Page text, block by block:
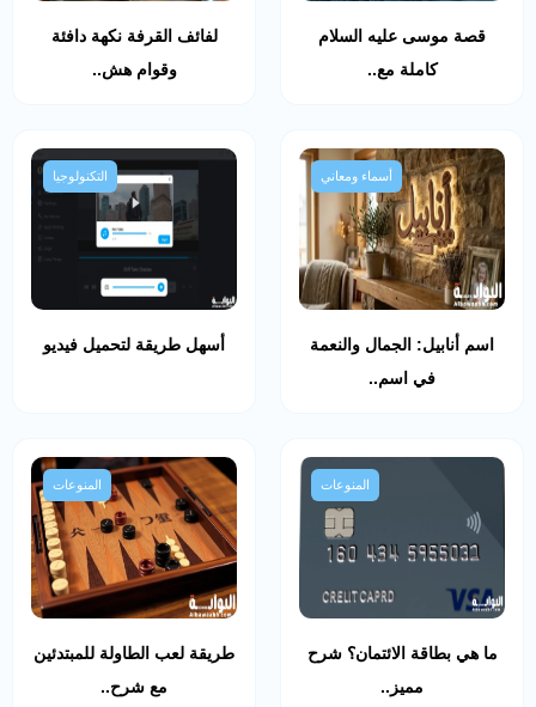
قصة موسى عليه السلام
كاملة مع..
لفائف القرفة نكهة دافئة
وقوام هش..
أسماء ومعاني
اسم أنابيل: الجمال والنعمة
في اسم..
التكنولوجيا
أسهل طريقة لتحميل فيديو
المنوعات
ما هي بطاقة الائتمان؟ شرح
مميز..
المنوعات
طريقة لعب الطاولة للمبتدئين
مع شرح..